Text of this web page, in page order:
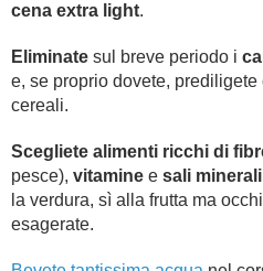
cena extra light.
Eliminate sul breve periodo i
e, se proprio dovete,
cereali.
Scegliete alimenti ricchi di
pesce), vitamine e sali minerali
la verdura, sì alla frutta ma
esagerate.